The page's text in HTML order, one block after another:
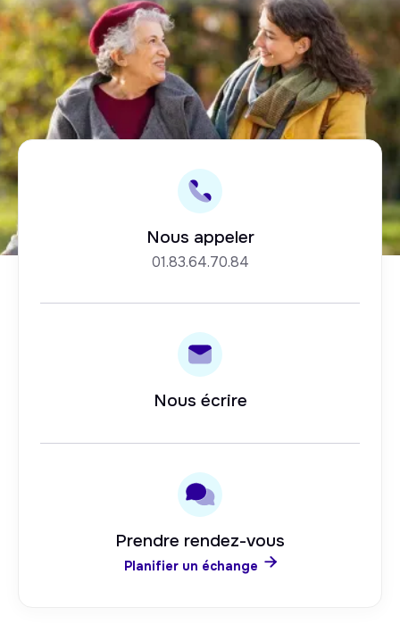
Nous appeler
01.83.64.70.84
Nous écrire
Prendre rendez-vous
Planifier un échange 